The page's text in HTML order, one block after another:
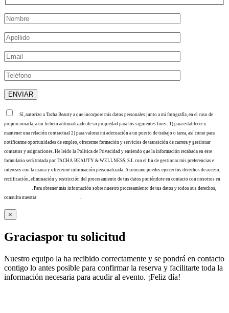
Sí, autorizo a Tacha Beauty a que incorpore mis datos personales junto a mi fotografía, en el caso de
proporcionarla, a un fichero automatizado de su propiedad para los siguientes fines: 1) para establecer y
mantener una relación contractual 2) para valorar mi adecuación a un puesto de trabajo o tarea, así como para
notificarme oportunidades de empleo, ofrecerme formación y servicios de transición de carrera y gestionar
contratos y asignaciones. He leído la Política de Privacidad y entiendo que la información recabada en este
formulario será tratada por TACHA BEAUTY & WELLNESS, S.L con el fin de gestionar mis preferencias e
intereses con la marca y ofrecerme información personalizada. Asimismo puedes ejercer tus derechos de acceso,
rectificación, eliminación y restricción del procesamiento de tus datos poniéndote en contacto con nosotros en
. Para obtener más información sobre nuestro procesamiento de tus datos y todos sus derechos,
consulta nuestra
.
×
Graciaspor tu solicitud
Nuestro equipo la ha recibido correctamente y se pondrá en contacto
contigo lo antes posible para confirmar la reserva y facilitarte toda la
información necesaria para acudir al evento. ¡Feliz día!